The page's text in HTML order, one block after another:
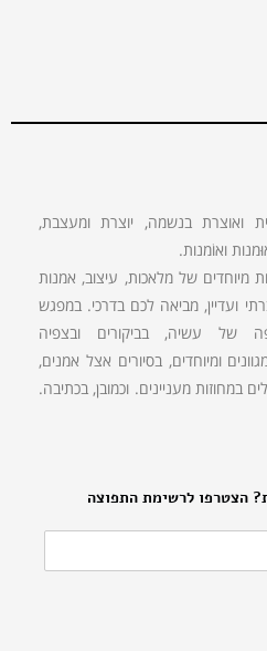
הצטרפו לרשימת התפוצה
ואוצרת בנשמה, יוצרת ומעצבת,
ואוֹמנות.
של מלאכות, עיצוב, אמנות
ועדיין, מביאה לכם בדרכי. במפגש
של עשיה, בביקורים ובצפיה
ומיוחדים, בסיורים אצל אמנים,
במחוזות מעניינים. וכמובן, בכתיבה.